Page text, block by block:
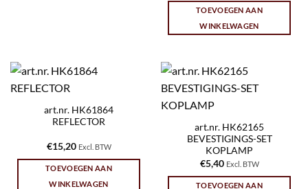
TOEVOEGEN AAN
WINKELWAGEN
art.nr. HK61864
REFLECTOR
€15,20 Excl. BTW
TOEVOEGEN AAN
WINKELWAGEN
art.nr. HK62165
BEVESTIGINGS-SET
KOPLAMP
€5,40 Excl. BTW
TOEVOEGEN AAN